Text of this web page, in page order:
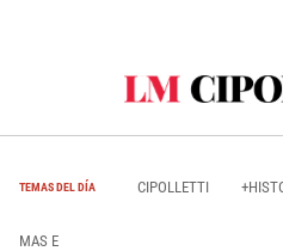
TEMAS DEL DÍA CIPOLLETTI
MAS E